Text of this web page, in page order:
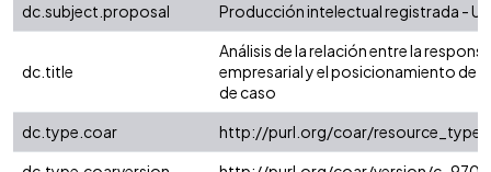
dc.subject.proposal
Producción intelectual registrada -
dc.title
Análisis de la relación entre la
empresarial y el posicionamiento de
de caso
dc.type.coar
http://purl.org/coar/resource_type/